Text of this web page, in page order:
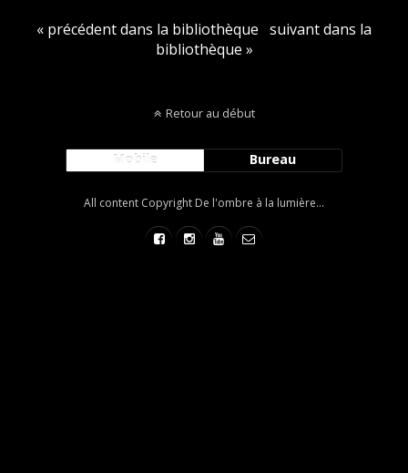
« précédent dans la bibliothèque suivant dans la
bibliothèque »
Retour au début
Mobile Bureau
All content Copyright De l'ombre à la lumière...